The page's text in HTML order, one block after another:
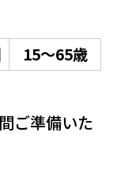
15～65歳
ご準備いた